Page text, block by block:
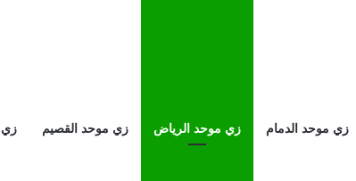
زي موحد الدمام زي موحد الرياض زي موحد القصيم زي